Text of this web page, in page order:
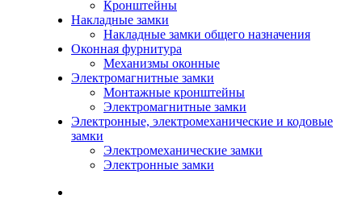
Кронштейны
Накладные замки
Накладные замки общего назначения
Оконная фурнитура
Механизмы оконные
Электромагнитные замки
Монтажные кронштейны
Электромагнитные замки
Электронные, электромеханические и кодовые
замки
Электромеханические замки
Электронные замки